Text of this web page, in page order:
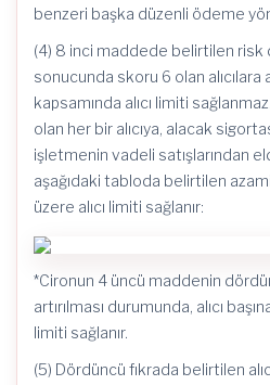
benzeri başka düzenli ödeme
(4) 8 inci maddede belirtilen
sonucunda skoru 6 olan alıcılara
kapsamında alıcı limiti
olan her bir alıcıya, alacak
işletmenin vadeli satışlarından
aşağıdaki tabloda belirtilen
üzere alıcı limiti sağlanır:
*Cironun 4 üncü maddenin
artırılması durumunda, alıcı
limiti sağlanır.
(5) Dördüncü fıkrada belirtilen